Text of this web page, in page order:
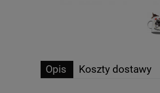
Opis Koszty dostawy